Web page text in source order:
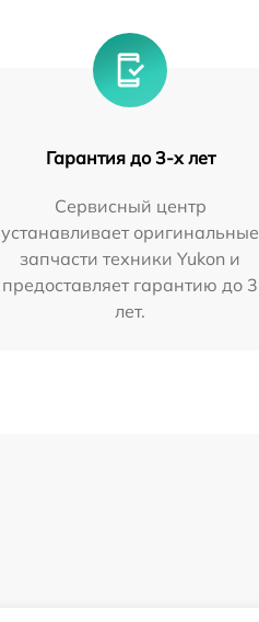
Гарантия до 3-х лет
Сервисный центр
устанавливает оригинальные
запчасти техники Yukon и
предоставляет гарантию до 3
лет.